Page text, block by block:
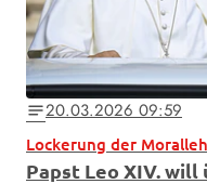
notes20.03.2026 09:59
Lockerung der
Papst Leo XIV.